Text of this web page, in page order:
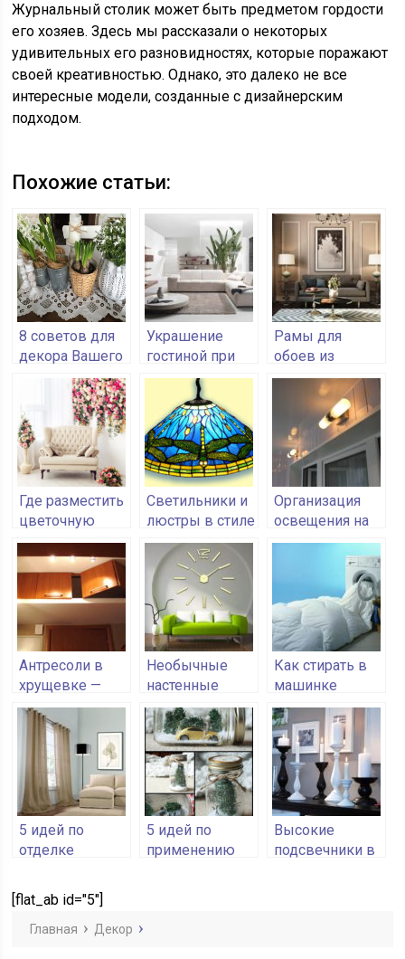
Журнальный столик может быть предметом гордости
его хозяев. Здесь мы рассказали о некоторых
удивительных его разновидностях, которые поражают
своей креативностью. Однако, это далеко не все
интересные модели, созданные с дизайнерским
подходом.
Похожие статьи:
8 советов для
декора Вашего
Украшение
гостиной при
помощи
растений
Рамы для
обоев из
полиуретановых
молдингов
Где разместить
цветочную
композицию
Светильники и
люстры в стиле
Тиффани
Организация
освещения на
лоджии
Антресоли в
хрущевке —
выбираем
отделку для
систем
хранения
Необычные
настенные
часы для
украшения
интерьера
Как стирать в
машинке
одеяло с
пуховым
наполнителем
5 идей по
отделке
помощью
мешковины
5 идей по
применению
Высокие
подсвечники в
[flat_ab id="5"]
Главная Декор